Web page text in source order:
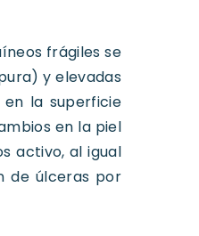
frágiles se
y elevadas
la superficie
en la piel
activo, al igual
de úlceras por